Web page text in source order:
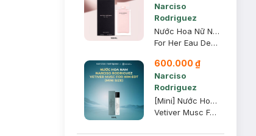
Narciso
Rodriguez
Nước Hoa Nữ Narciso Rodriguez For Her EDP 100ml
For Her Eau De Parfum
600.000 ₫
Narciso
Rodriguez
[Mini] Nước Hoa Nam Narciso Rodriguez Vetiver Musc For Him EDT 10ml
Vetiver Musc For Him Eau De Toilette